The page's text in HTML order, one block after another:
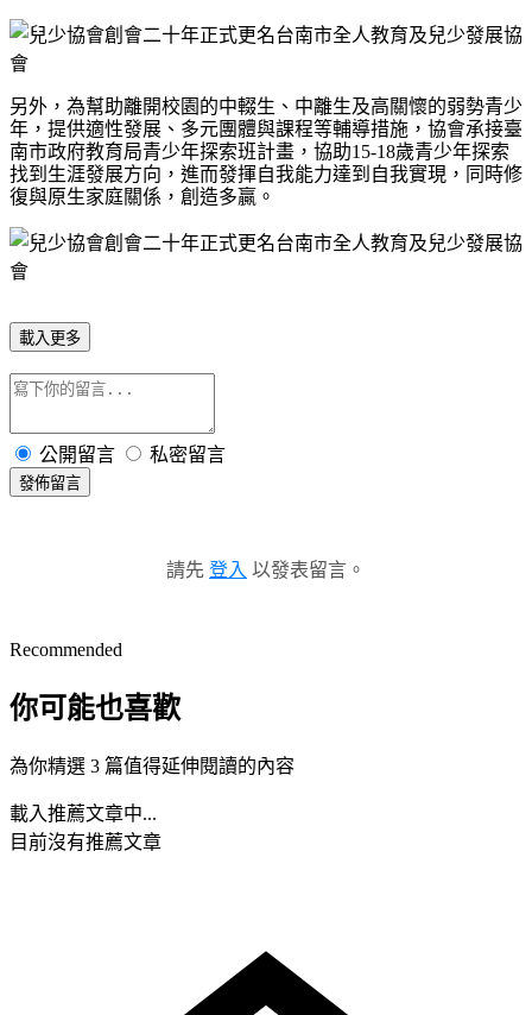
另外，為幫助離開校園的中輟生、中離生及高關懷的弱勢青少
年，提供適性發展、多元團體與課程等輔導措施，協會承接臺
南市政府教育局青少年探索班計畫，協助15-18歲青少年探索
找到生涯發展方向，進而發揮自我能力達到自我實現，同時修
復與原生家庭關係，創造多贏。
載入更多
公開留言 私密留言
發佈留言
請先 登入 以發表留言。
Recommended
你可能也喜歡
為你精選 3 篇值得延伸閱讀的內容
載入推薦文章中...
目前沒有推薦文章